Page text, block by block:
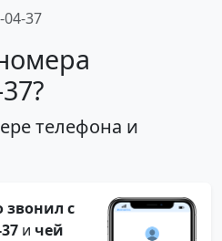
04-37
телефона и
звонил с
и чей